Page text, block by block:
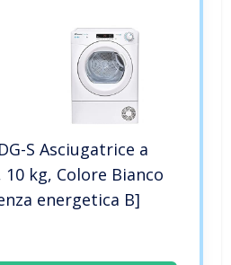
S Asciugatrice a
kg, Colore Bianco
energetica B]